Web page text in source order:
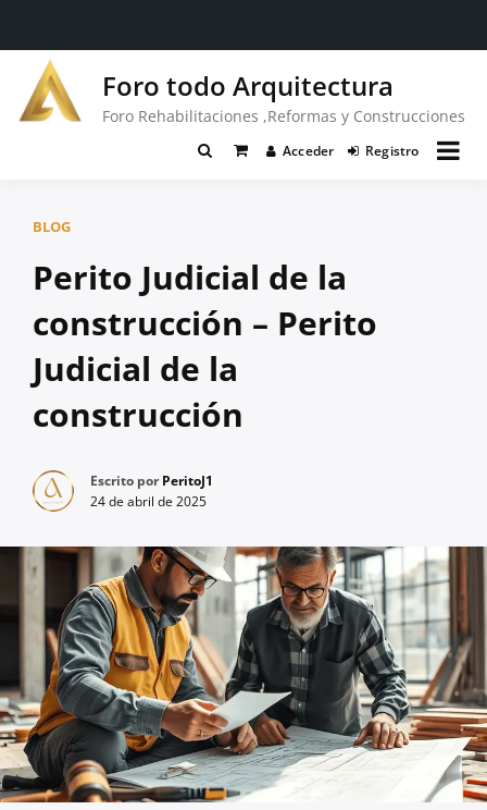
contenido
Foro todo Arquitectura
Foro Rehabilitaciones ,Reformas y Construcciones
Acceder Registro
BLOG
Perito Judicial de la
construcción – Perito
Judicial de la
construcción
Escrito porPeritoJ1
24 de abril de 2025